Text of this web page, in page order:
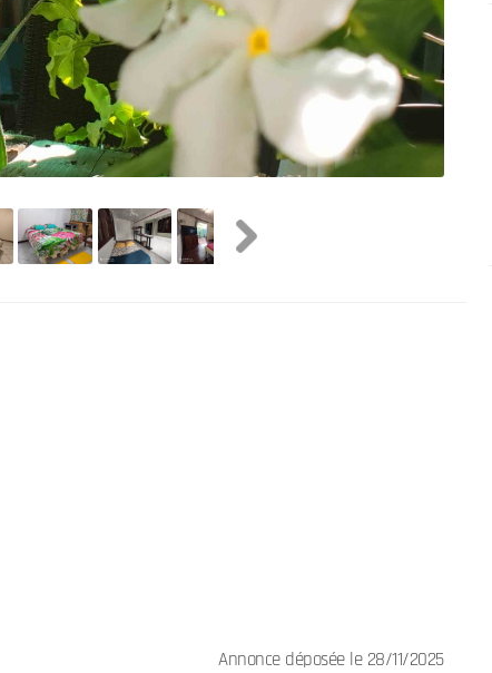
Annonce déposée le 28/11/2025